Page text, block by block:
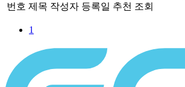
번호 제목 작성자 등록일 추천 조회
1